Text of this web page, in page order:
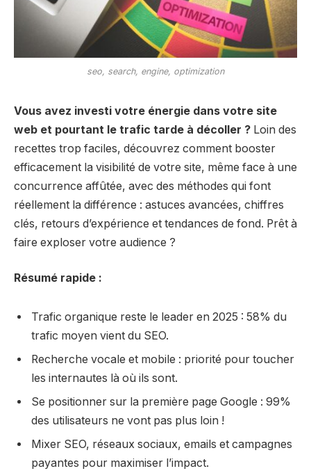
seo, search, engine, optimization
Vous avez investi votre énergie dans votre site
web et pourtant le trafic tarde à décoller ? Loin des
recettes trop faciles, découvrez comment booster
efficacement la visibilité de votre site, même face à une
concurrence affûtée, avec des méthodes qui font
réellement la différence : astuces avancées, chiffres
clés, retours d’expérience et tendances de fond. Prêt à
faire exploser votre audience ?
Résumé rapide :
Trafic organique reste le leader en 2025 : 58% du
trafic moyen vient du SEO.
Recherche vocale et mobile : priorité pour toucher
les internautes là où ils sont.
Se positionner sur la première page Google : 99%
des utilisateurs ne vont pas plus loin !
Mixer SEO, réseaux sociaux, emails et campagnes
payantes pour maximiser l’impact.